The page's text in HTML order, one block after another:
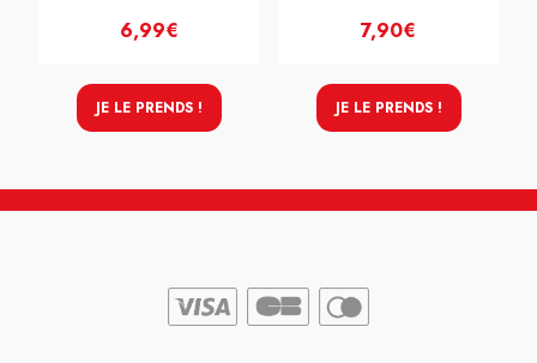
6,99€
JE LE PRENDS !
7,90€
JE LE PRENDS !